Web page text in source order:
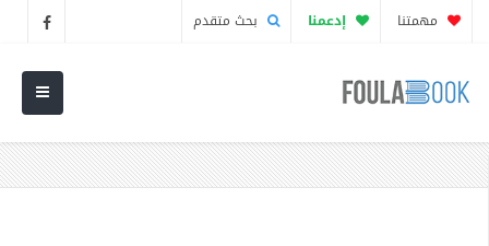
مهمتنا إدعمنا بحث متقدم